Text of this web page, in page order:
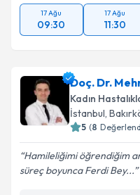
17 Ağu
09:30
17 Ağu
11:30
Doç. Dr.
Kadın
İstanbul,
5 (8
Hamileliğimi öğrendiğim
süreç boyunca Ferdi Bey...